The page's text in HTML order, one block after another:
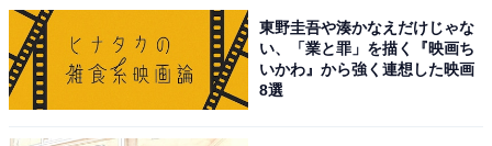
東野圭吾や湊かなえだけじゃな
い、「業と罪」を描く『映画ち
いかわ』から強く連想した映画
8選